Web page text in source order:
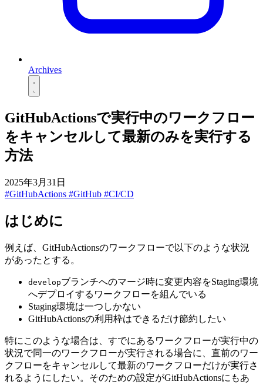
Archives
GitHubActionsで実行中のワークフロー
をキャンセルして最新のみを実行する
方法
2025年3月31日
#GitHubActions #GitHub #CI/CD
はじめに
例えば、GitHubActionsのワークフローで以下のような状況
があったとする。
developブランチへのマージ時に変更内容をStaging環境
へデプロイするワークフローを組んでいる
Staging環境は一つしかない
GitHubActionsの利用枠はできるだけ節約したい
特にこのような場合は、すでにあるワークフローが実行中の
状況で同一のワークフローが実行される場合に、直前のワー
クフローをキャンセルして最新のワークフローだけが実行さ
れるようにしたい。そのための設定がGitHubActionsにもあ